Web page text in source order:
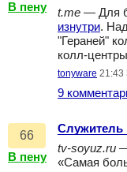
В пену
t.me — Для
изнутри.
"Гераней"
колл-
tonyware 21:43
9
66
В пену
Служитель
tv-soyuz.ru
«Самая